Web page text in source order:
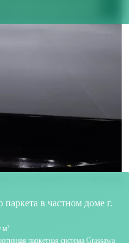
в частном доме г.
м²
паркетная система Grassawa